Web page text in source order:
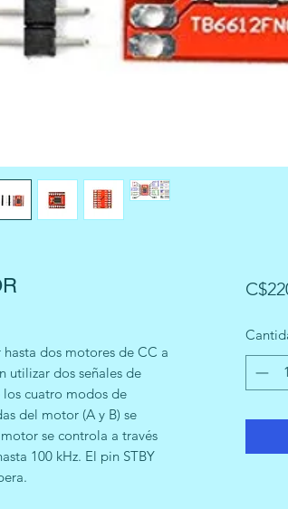
dos motores de CC a
utilizar dos señales de
cuatro modos de
del motor (A y B) se
se controla a través
100 kHz. El pin STBY